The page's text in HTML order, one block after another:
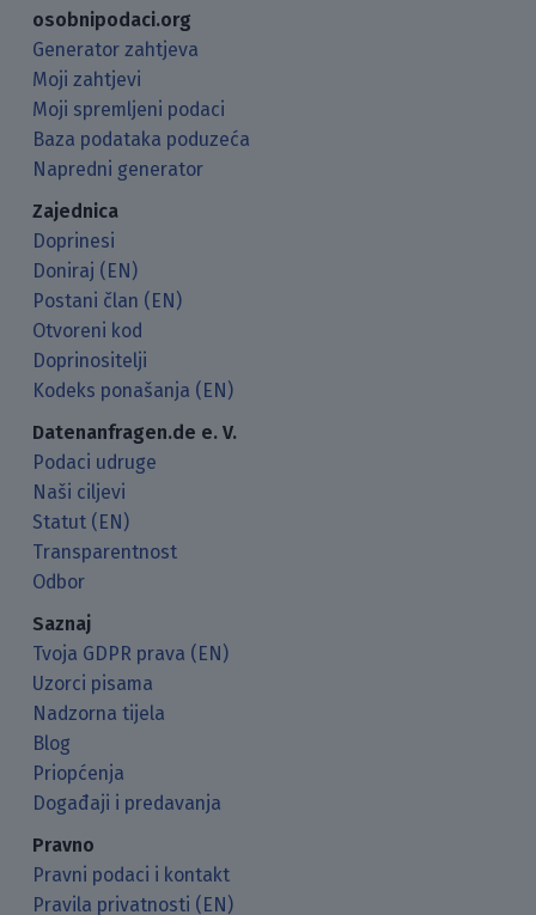
osobnipodaci.org
Generator zahtjeva
Moji zahtjevi
Moji spremljeni podaci
Baza podataka poduzeća
Napredni generator
Zajednica
Doprinesi
Doniraj (EN)
Postani član (EN)
Otvoreni kod
Doprinositelji
Kodeks ponašanja (EN)
Datenanfragen.de e. V.
Podaci udruge
Naši ciljevi
Statut (EN)
Transparentnost
Odbor
Saznaj
Tvoja GDPR prava (EN)
Uzorci pisama
Nadzorna tijela
Blog
Priopćenja
Događaji i predavanja
Pravno
Pravni podaci i kontakt
Pravila privatnosti (EN)